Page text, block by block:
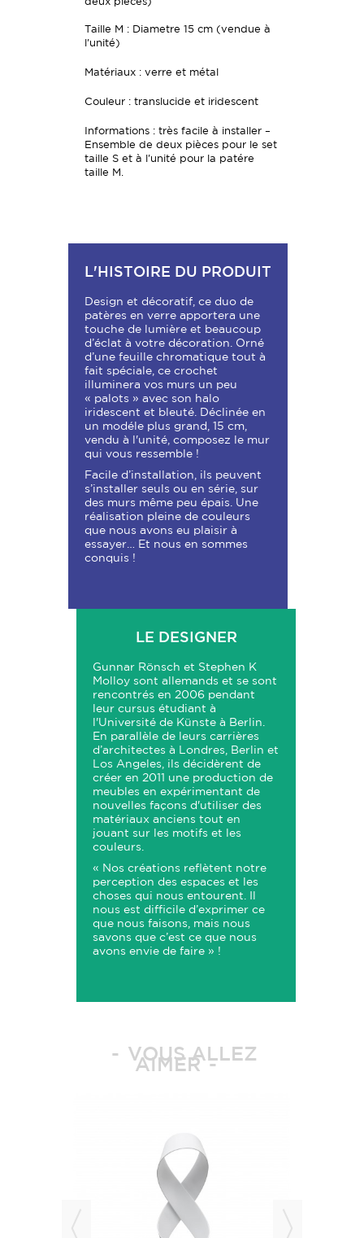
Taille M : Diametre 15 cm (vendue à
l'unité)
Matériaux : verre et métal
Couleur : translucide et iridescent
Informations : très facile à installer –
Ensemble de deux pièces pour le set
taille S et à l'unité pour la patére
taille M.
L'HISTOIRE DU PRODUIT
Design et décoratif, ce duo de
patères en verre apportera une
touche de lumière et beaucoup
d’éclat à votre décoration. Orné
d’une feuille chromatique tout à
fait spéciale, ce crochet
illuminera vos murs un peu
« palots » avec son halo
iridescent et bleuté. Déclinée en
un modéle plus grand, 15 cm,
vendu à l'unité, composez le mur
qui vous ressemble !
Facile d’installation, ils peuvent
s’installer seuls ou en série, sur
des murs même peu épais. Une
réalisation pleine de couleurs
que nous avons eu plaisir à
essayer… Et nous en sommes
conquis !
LE DESIGNER
Gunnar Rönsch et Stephen K
Molloy sont allemands et se sont
rencontrés en 2006 pendant
leur cursus étudiant à
l'Université de Künste à Berlin.
En parallèle de leurs carrières
d’architectes à Londres, Berlin et
Los Angeles, ils décidèrent de
créer en 2011 une production de
meubles en expérimentant de
nouvelles façons d'utiliser des
matériaux anciens tout en
jouant sur les motifs et les
couleurs.
« Nos créations reflètent notre
perception des espaces et les
choses qui nous entourent. Il
nous est difficile d’exprimer ce
que nous faisons, mais nous
savons que c’est ce que nous
avons envie de faire » !
VOUS ALLEZ
AIMER